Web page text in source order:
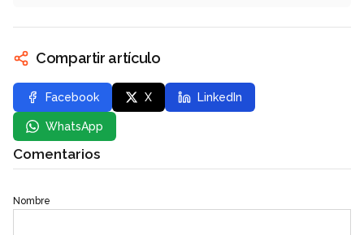
Compartir artículo
Facebook X LinkedIn
WhatsApp
Comentarios
Nombre